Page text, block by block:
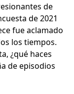
de
de 2021
fue aclamado
los tiempos.
¿qué haces
de episodios